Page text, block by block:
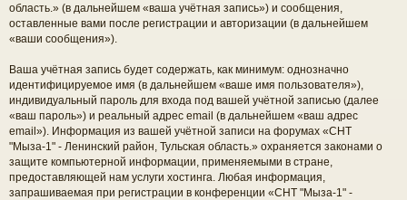
область.» (в дальнейшем «ваша учётная запись») и сообщения,
оставленные вами после регистрации и авторизации (в дальнейшем
«ваши сообщения»).
Ваша учётная запись будет содержать, как минимум: однозначно
идентифицируемое имя (в дальнейшем «ваше имя пользователя»),
индивидуальный пароль для входа под вашей учётной записью (далее
«ваш пароль») и реальный адрес email (в дальнейшем «ваш адрес
email»). Информация из вашей учётной записи на форумах «СНТ
"Мыза-1" - Ленинский район, Тульская область.» охраняется законами о
защите компьютерной информации, применяемыми в стране,
предоставляющей нам услуги хостинга. Любая информация,
запрашиваемая при регистрации в конференции «СНТ "Мыза-1" -